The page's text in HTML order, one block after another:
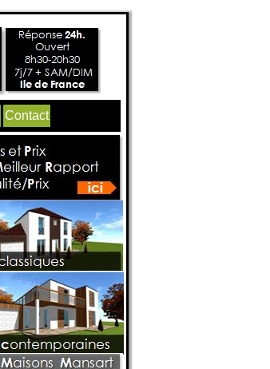
Contact